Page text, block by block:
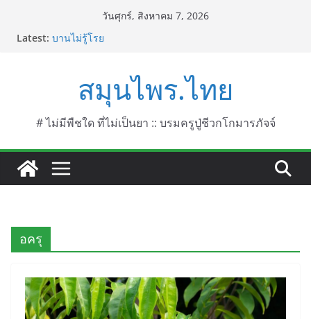
วันศุกร์, สิงหาคม 7, 2026
Latest: บานไม่รู้โรย
septentrionalis Donn. Smith.
บานไม่รู้โรยไฟเออร์เวิร์ค ชื่อวิทยาศาสตร์ Gomphrena
pulchella L. (Firework)
บานไม่รู้โรยป่า ชื่อวิทยาศาสตร์ Gomphrena
สมุนไพร.ไทย
# ไม่มีพืชใด ที่ไม่เป็นยา :: บรมครูปู่ชีวกโกมารภัจจ์
อครุ